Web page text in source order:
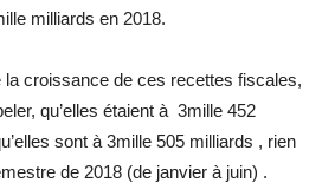
milliards en 2018.
la croissance de ces recettes fiscales,
qu’elles étaient à 3mille 452
sont à 3mille 505 milliards , rien
de 2018 (de janvier à juin) .